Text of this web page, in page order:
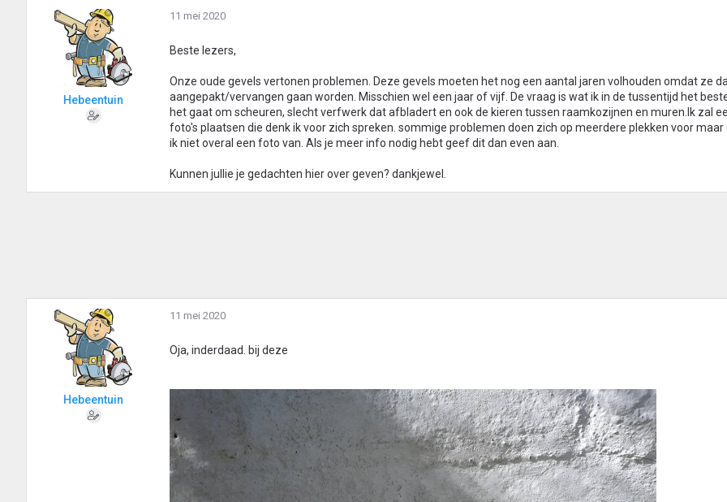
Hebeentuin
11 mei 2020
Beste lezers,
Onze oude gevels vertonen problemen. Deze gevels moeten het nog een aantal jaren volhouden omdat ze
aangepakt/vervangen gaan worden. Misschien wel een jaar of vijf. De vraag is wat ik in de tussentijd het
het gaat om scheuren, slecht verfwerk dat afbladert en ook de kieren tussen raamkozijnen en muren.Ik zal
foto's plaatsen die denk ik voor zich spreken. sommige problemen doen zich op meerdere plekken voor
ik niet overal een foto van. Als je meer info nodig hebt geef dit dan even aan.
Kunnen jullie je gedachten hier over geven? dankjewel.
Hebeentuin
11 mei 2020
Oja, inderdaad. bij deze